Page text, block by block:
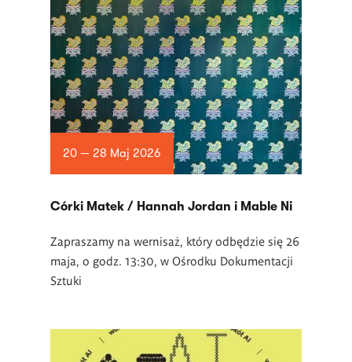
20 — 28 Maj 2026
Córki Matek / Hannah Jordan i Mable Ni
Zapraszamy na wernisaż, który odbędzie się 26
maja, o godz. 13:30, w Ośrodku Dokumentacji
Sztuki